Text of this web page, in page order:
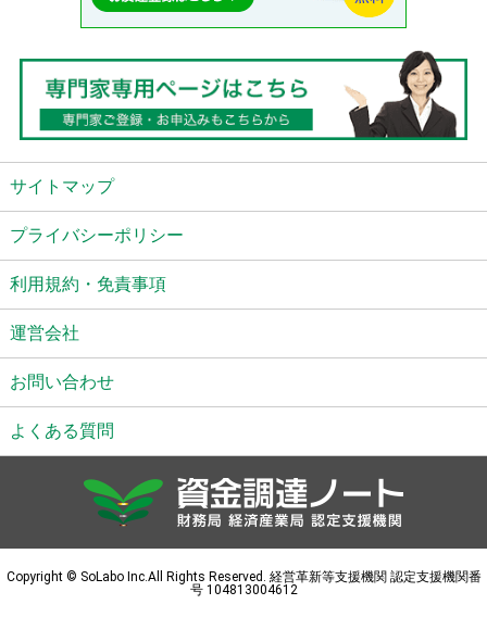
サイトマップ
プライバシーポリシー
利用規約・免責事項
運営会社
お問い合わせ
よくある質問
Copyright © SoLabo Inc.All Rights Reserved. 経営革新等支援機関 認定支援機関番
号 104813004612